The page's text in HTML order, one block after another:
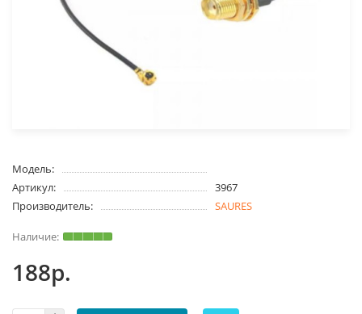
Модель:
Артикул:
3967
Производитель:
SAURES
188р.